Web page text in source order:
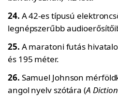
24. A 42-es típusú
legnépszerűbb
25. A maratoni futás
és 195 méter.
26. Samuel Johnson
angol nyelv szótára (A